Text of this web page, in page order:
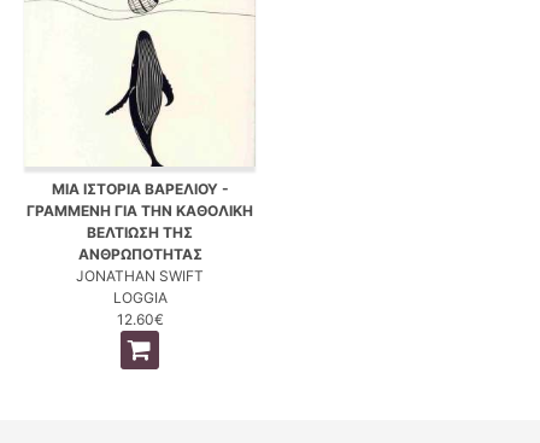
ΜΙΑ ΙΣΤΟΡΙΑ ΒΑΡΕΛΙΟΥ -
ΓΡΑΜΜΕΝΗ ΓΙΑ ΤΗΝ ΚΑΘΟΛΙΚΗ
ΒΕΛΤΙΩΣΗ ΤΗΣ
ΑΝΘΡΩΠΟΤΗΤΑΣ
JONATHAN SWIFT
LOGGIA
12.60€